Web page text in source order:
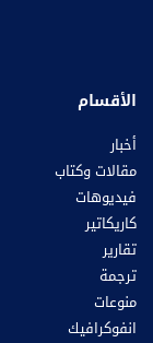
الأقسام
أخبار
مقالات وكتاب
فيديوهات
كاريكاتير
تقارير
ترجمة
منوعات
انفوكرافيك